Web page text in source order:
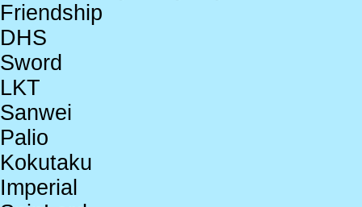
Friendship
DHS
Sword
LKT
Sanwei
Palio
Kokutaku
Imperial